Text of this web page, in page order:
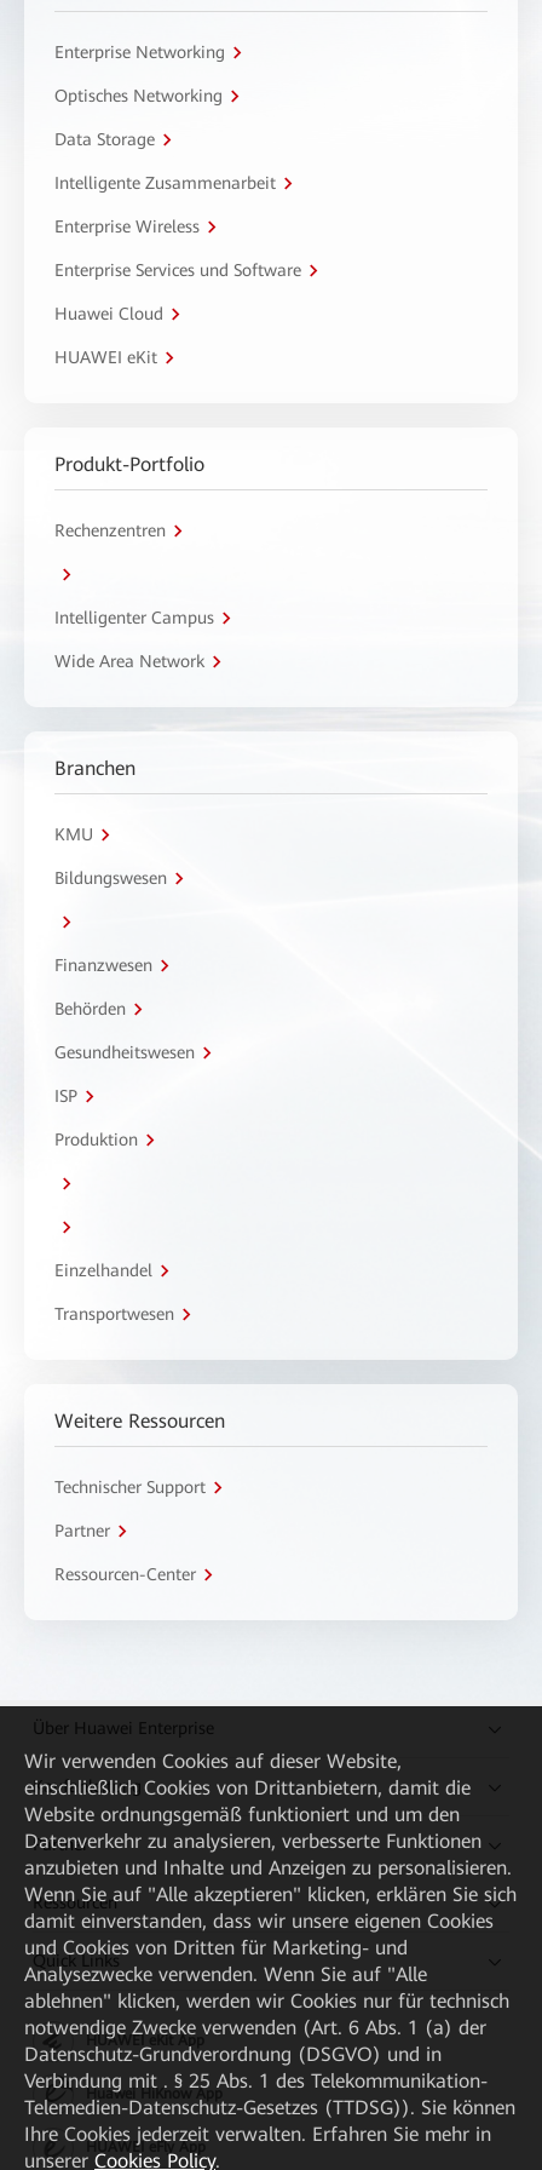
Enterprise Networking
Optisches Networking
Data Storage
Intelligente Zusammenarbeit
Enterprise Wireless
Enterprise Services und Software
Huawei Cloud
HUAWEI eKit
Produkt-Portfolio
Rechenzentren
Intelligenter Campus
Wide Area Network
Branchen
KMU
Bildungswesen
Finanzwesen
Behörden
Gesundheitswesen
ISP
Produktion
Einzelhandel
Transportwesen
Weitere Ressourcen
Technischer Support
Partner
Ressourcen-Center
Über Huawei Enterprise
Kaufanleitung
Partner
Ressourcen
Quick Links
HUAWEI eKit App
Huawei HiKnow App
HUAWEI eFly App
Wir verwenden Cookies auf dieser Website,
einschließlich Cookies von Drittanbietern, damit die
Website ordnungsgemäß funktioniert und um den
Datenverkehr zu analysieren, verbesserte Funktionen
anzubieten und Inhalte und Anzeigen zu personalisieren.
Wenn Sie auf "Alle akzeptieren" klicken, erklären Sie sich
damit einverstanden, dass wir unsere eigenen Cookies
und Cookies von Dritten für Marketing- und
Analysezwecke verwenden. Wenn Sie auf "Alle
ablehnen" klicken, werden wir Cookies nur für technisch
notwendige Zwecke verwenden (Art. 6 Abs. 1 (a) der
Datenschutz-Grundverordnung (DSGVO) und in
Verbindung mit . § 25 Abs. 1 des Telekommunikation-
Telemedien-Datenschutz-Gesetzes (TTDSG)). Sie können
Ihre Cookies jederzeit verwalten. Erfahren Sie mehr in
unserer Cookies Policy.